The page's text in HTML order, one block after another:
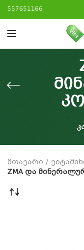
557651166
მთავარი
ZMA და